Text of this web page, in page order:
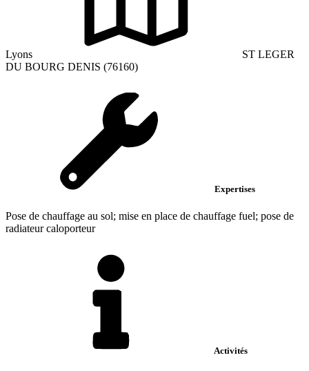
Lyons
ST LEGER
DU BOURG DENIS (76160)
Expertises
Pose de chauffage au sol; mise en place de chauffage fuel; pose de
radiateur caloporteur
Activités